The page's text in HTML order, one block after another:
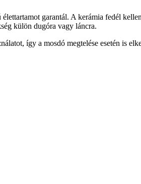
garantál. A kerámia fedél
külön dugóra vagy láncra.
így a mosdó megtelése esetén is